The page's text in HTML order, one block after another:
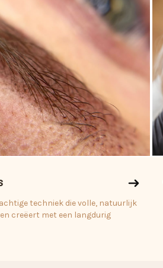
techniek die volle, natuurlijk
creëert met een langdurig